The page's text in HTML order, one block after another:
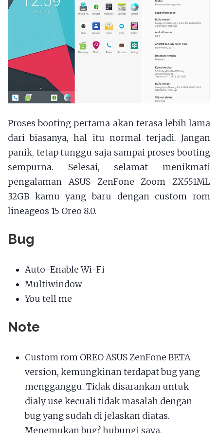
Proses booting pertama akan terasa lebih lama
dari biasanya, hal itu normal terjadi. Jangan
panik, tetap tunggu saja sampai proses booting
sempurna. Selesai, selamat menikmati
pengalaman ASUS ZenFone Zoom ZX551ML
32GB kamu yang baru dengan custom rom
lineageos 15 Oreo 8.0.
Bug
Auto-Enable Wi-Fi
Multiwindow
You tell me
Note
Custom rom OREO ASUS ZenFone BETA
version, kemungkinan terdapat bug yang
mengganggu. Tidak disarankan untuk
dialy use kecuali tidak masalah dengan
bug yang sudah di jelaskan diatas.
Menemukan bug? hubungi saya.